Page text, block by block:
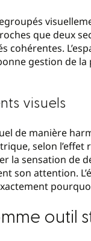
que deux
cohérentes.
gestion de
visuels
de manière
selon l’effet
la sensation de
son attention.
outil